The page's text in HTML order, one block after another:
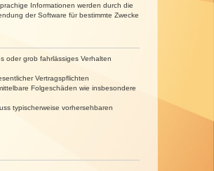
Informationen werden durch die
der Software für bestimmte Zwecke
oder grob fahrlässiges Verhalten
Vertragspflichten
Folgeschäden wie insbesondere
typischerweise vorhersehbaren